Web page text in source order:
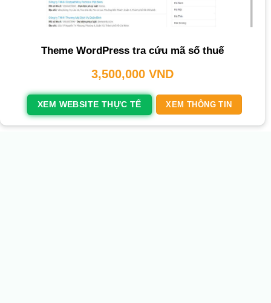
Theme WordPress tra cứu mã số thuế
3,500,000 VND
XEM WEBSITE THỰC TẾ XEM THÔNG TIN